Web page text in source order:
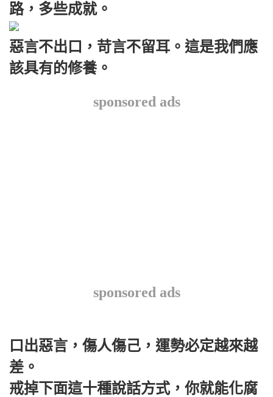
路，多些成就。
惡言不出口，苛言不留耳。這是我們應
該具有的修養。
sponsored ads
sponsored ads
口出惡言，傷人傷己，運勢必定越來越
差。
戒掉下面這十種說話方式，你就能化腐